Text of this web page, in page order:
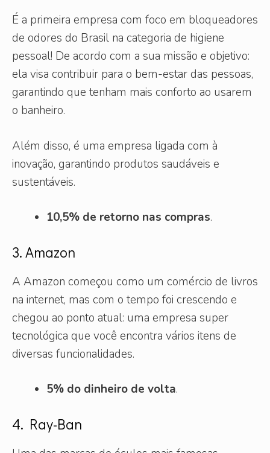
É a primeira empresa com foco em bloqueadores
de odores do Brasil na categoria de higiene
pessoal! De acordo com a sua missão e objetivo:
ela visa contribuir para o bem-estar das pessoas,
garantindo que tenham mais conforto ao usarem
o banheiro.
Além disso, é uma empresa ligada com à
inovação, garantindo produtos saudáveis e
sustentáveis.
10,5% de retorno nas compras.
3. Amazon
A Amazon começou como um comércio de livros
na internet, mas com o tempo foi crescendo e
chegou ao ponto atual: uma empresa super
tecnológica que você encontra vários itens de
diversas funcionalidades.
5% do dinheiro de volta.
4. Ray-Ban